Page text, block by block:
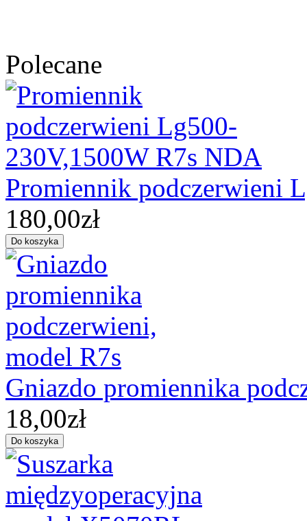
Polecane
Promiennik podczerwieni
180,00zł
Gniazdo promiennika
18,00zł